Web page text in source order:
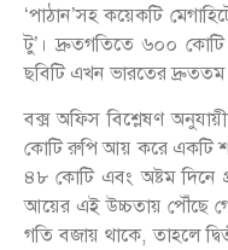
‘পাঠান’সহ কয়েকটি
টু’। দ্রুতগতিতে ৬০০ কোটি
ছবিটি এখন ভারতের
বক্স অফিস বিশ্লেষণ
কোটি রুপি আয় করে একটি
৪৮ কোটি এবং অষ্টম
আয়ের এই উচ্চতায় পৌঁছে
গতি বজায় থাকে, তাহলে